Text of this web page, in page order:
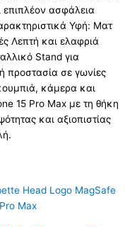
επιπλέον ασφάλεια
Υφή: Ματ
Λεπτή και ελαφριά
Stand για
προστασία σε γωνίες
κάμερα και
15 Pro Max με τη θήκη
και αξιοπιστίας